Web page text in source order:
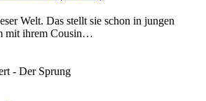
Welt. Das stellt sie schon in jungen
mit ihrem Cousin…